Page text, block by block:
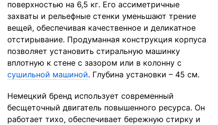
поверхностью на 6,5 кг. Его ассиметричные
захваты и рельефные стенки уменьшают трение
вещей, обеспечивая качественное и деликатное
отстирывание. Продуманная конструкция корпуса
позволяет установить стиральную машинку
вплотную к стене с зазором или в колонну с
сушильной машиной. Глубина установки – 45 см.
Немецкий бренд использует современный
бесщеточный двигатель повышенного ресурса. Он
работает тихо, обеспечивает бережную стирку и